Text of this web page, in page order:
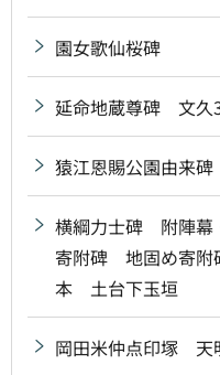
園女歌仙桜碑
延命地蔵尊碑 文久
猿江恩賜公園由来碑
横綱力士碑 附陣幕
寄附碑 地固め寄
本 土台下玉垣
岡田米仲点印塚 天